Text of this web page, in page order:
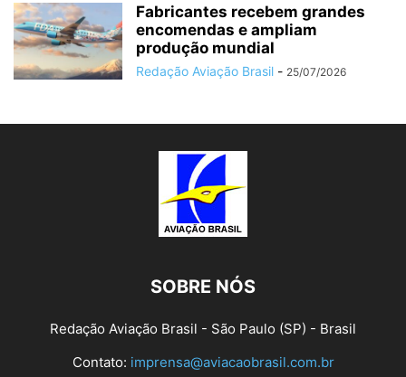
Fabricantes recebem grandes
encomendas e ampliam
produção mundial
Redação Aviação Brasil - 25/07/2026
SOBRE NÓS
Redação Aviação Brasil - São Paulo (SP) - Brasil
Contato: imprensa@aviacaobrasil.com.br